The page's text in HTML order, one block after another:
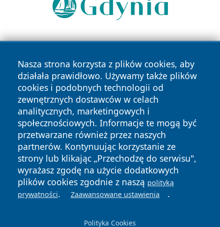
Nasza strona korzysta z plików cookies, aby
działała prawidłowo. Używamy także plików
cookies i podobnych technologii od
zewnętrznych dostawców w celach
analitycznych, marketingowych i
społecznościowych. Informacje te mogą być
przetwarzane również przez naszych
partnerów. Kontynuując korzystanie ze
strony lub klikając „Przechodzę do serwisu",
wyrażasz zgodę na użycie dodatkowych
plików cookies zgodnie z naszą polityką
prywatności. Zaawansowane ustawienia .
Polityka Cookies
Copyright © 2026 raciborski24.pl Wszystkie prawa
zastrzeżone.
News Autorzy
Polityka
Prywatności
Polityka
Cookies